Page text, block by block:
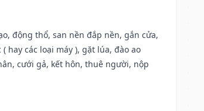
động thổ, san nền đắp nền, gắn cửa,
hay các loại máy ), gặt lúa, đào ao
cưới gả, kết hôn, thuê người, nộp